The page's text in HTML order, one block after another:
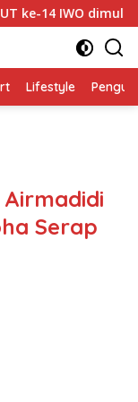
IWO dimulai,
Lifestyle
Serap